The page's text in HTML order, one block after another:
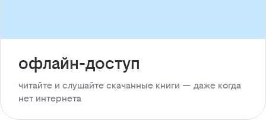
офлайн-доступ
читайте и слушайте скачанные книги — даже когда
нет интернета